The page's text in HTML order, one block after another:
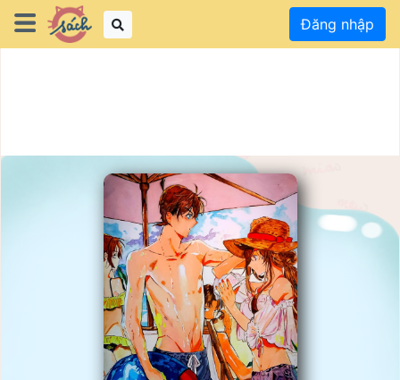
Đăng nhập